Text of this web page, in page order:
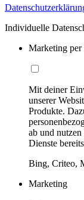
Individuelle
Marketing per
Mit deiner
unserer
Produkte.
ab und
Dienste
Bing, Criteo,
Marketing